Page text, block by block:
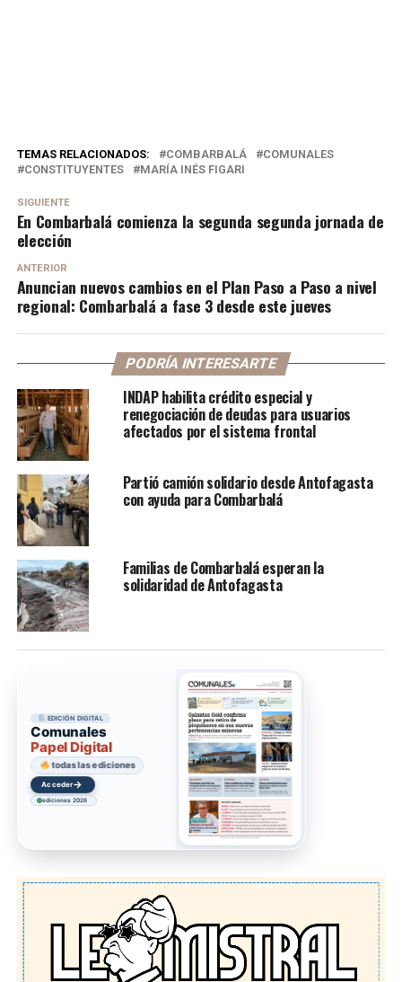
TEMAS RELACIONADOS: COMBARBALÁ
COMUNALES
CONSTITUYENTES
MARÍA INÉS FIGARI
SIGUIENTE
En Combarbalá comienza la segunda segunda jornada de
elección
ANTERIOR
Anuncian nuevos cambios en el Plan Paso a Paso a nivel
regional: Combarbalá a fase 3 desde este jueves
PODRÍA INTERESARTE
INDAP habilita crédito especial y
renegociación de deudas para usuarios
afectados por el sistema frontal
Partió camión solidario desde Antofagasta
con ayuda para Combarbalá
Familias de Combarbalá esperan la
solidaridad de Antofagasta
EDICIÓN DIGITAL
Comunales
Papel Digital
todas las ediciones
Acceder→
ediciones 2026